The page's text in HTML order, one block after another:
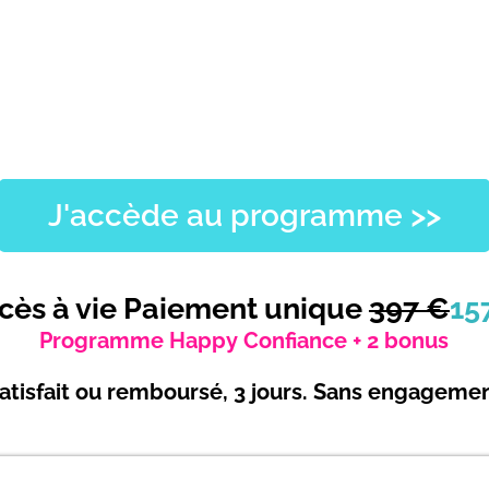
J'accède au programme >>
à vie Paiement unique397 €
Programme Happy Confiance + 2 bonus
ou remboursé, 3 jours. Sans